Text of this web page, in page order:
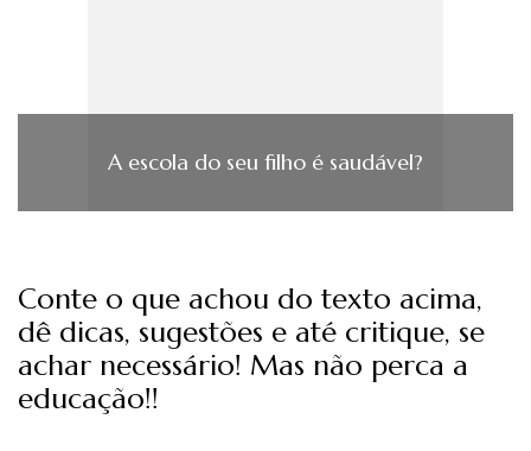
A escola do seu filho é saudável?
Conte o que achou do texto acima,
dê dicas, sugestões e até critique, se
achar necessário! Mas não perca a
educação!!